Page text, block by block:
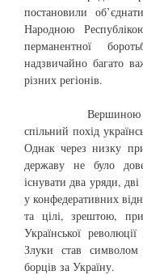
постановили
Народною
перманентної
надзвичайно багато
різних регіонів.
Вершиною
спільний похід
Однак через низку
державу не було
існувати два уряди,
у конфедеративних
та цілі, зрештою,
Української
Злуки став
борців за Україну.